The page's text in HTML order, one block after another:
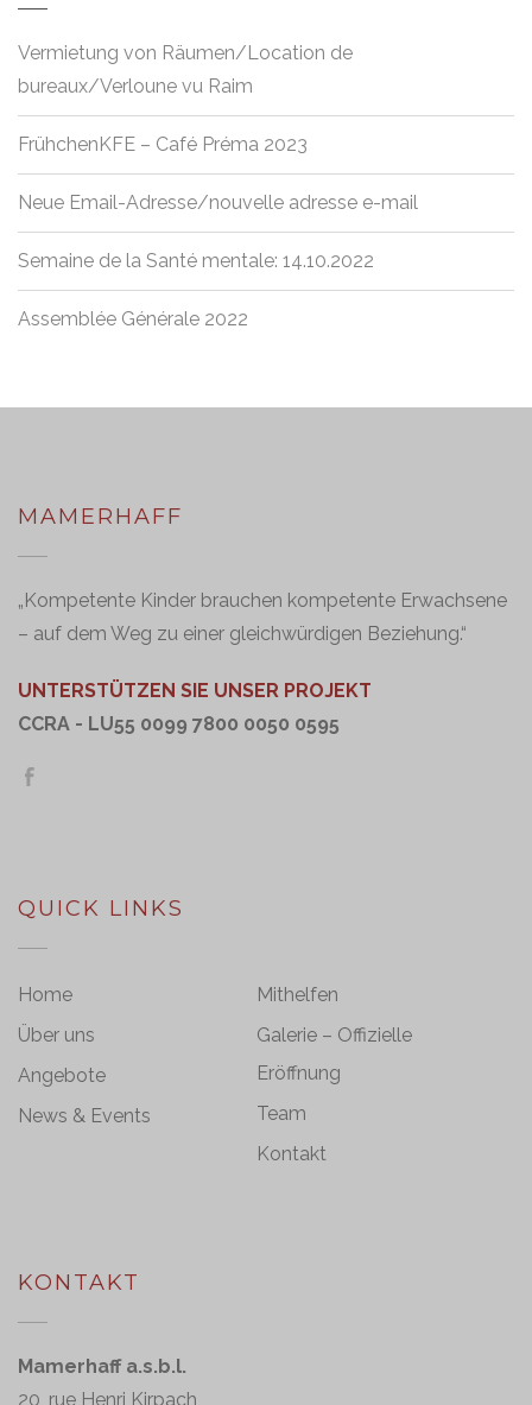
Vermietung von Räumen/Location de
bureaux/Verloune vu Raim
FrühchenKFE – Café Préma 2023
Neue Email-Adresse/nouvelle adresse e-mail
Semaine de la Santé mentale: 14.10.2022
Assemblée Générale 2022
MAMERHAFF
„Kompetente Kinder brauchen kompetente Erwachsene
– auf dem Weg zu einer gleichwürdigen Beziehung.“
UNTERSTÜTZEN SIE UNSER PROJEKT
CCRA - LU55 0099 7800 0050 0595
QUICK LINKS
Home
Über uns
Angebote
News & Events
Mithelfen
Galerie – Offizielle
Eröffnung
Team
Kontakt
KONTAKT
Mamerhaff a.s.b.l.
20, rue Henri Kirpach